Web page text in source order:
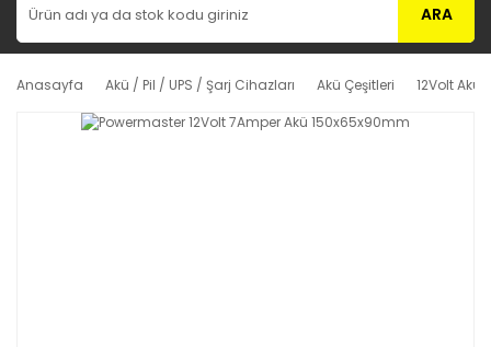
ARA
Anasayfa Akü / Pil / UPS / Şarj Cihazları Akü Çeşitleri 12Volt Akü